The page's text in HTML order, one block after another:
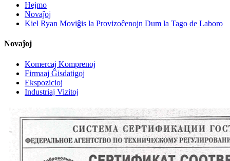
Hejmo
Novaĵoj
Kiel Ryan Moviĝis la Provizoĉenojn Dum la Tago de Laboro
Novaĵoj
Komercaj Komprenoj
Firmaaj Ĝisdatigoj
Ekspozicioj
Industriaj Vizitoj